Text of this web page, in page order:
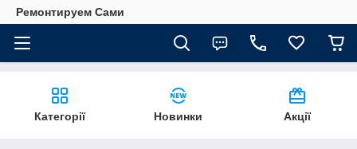
Ремонтируем Сами
Категорії Новинки Акції